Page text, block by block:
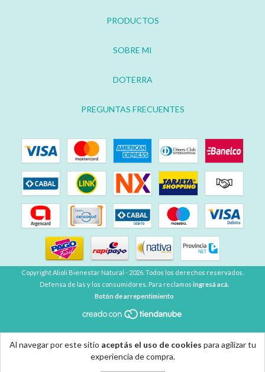
Al navegar por este sitio aceptás el uso de cookies para agilizar tu
experiencia de compra.
PRODUCTOS
SOBRE MI
DOTERRA
PREGUNTAS FRECUENTES
Copyright Alioli Bienestar Natural - 2026. Todos los derechos reservados.
Defensa de las y los consumidores. Para reclamos ingresá acá.
Botón de arrepentimiento